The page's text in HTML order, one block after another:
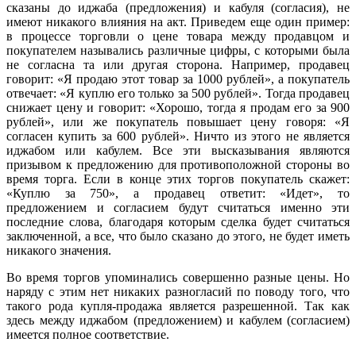
сказаны до иджаба (предложения) и кабуля (согласия), не
имеют никакого влияния на акт. Приведем еще один пример:
в процессе торговли о цене товара между продавцом и
покупателем назывались различные цифры, с которыми была
не согласна та или другая сторона. Например, продавец
говорит: «Я продаю этот товар за 1000 рублей», а покупатель
отвечает: «Я куплю его только за 500 рублей». Тогда продавец
снижает цену и говорит: «Хорошо, тогда я продам его за 900
рублей», или же покупатель повышает цену говоря: «Я
согласен купить за 600 рублей». Ничто из этого не является
иджабом или кабулем. Все эти высказывания являются
призывом к предложению для противоположной стороны во
время торга. Если в конце этих торгов покупатель скажет:
«Куплю за 750», а продавец ответит: «Идет», то
предложением и согласием будут считаться именно эти
последние слова, благодаря которым сделка будет считаться
заключенной, а все, что было сказано до этого, не будет иметь
никакого значения.
Во время торгов упоминались совершенно разные цены. Но
наряду с этим нет никаких разногласий по поводу того, что
такого рода купля-продажа является разрешенной. Так как
здесь между иджабом (предложением) и кабулем (согласием)
имеется полное соответствие.